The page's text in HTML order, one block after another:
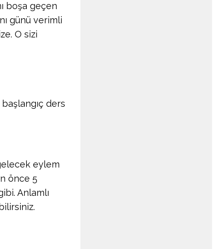
boşa geçen
günü verimli
O sizi
ders
eylem
önce 5
Anlamlı